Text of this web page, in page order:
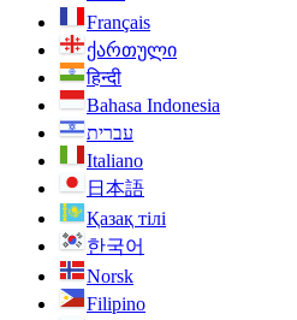
Français
ქართული
हिन्दी
Bahasa Indonesia
עברית
Italiano
日本語
Қазақ тілі
한국어
Norsk
Filipino